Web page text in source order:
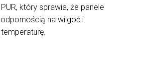
który sprawia, że panele
na wilgoć i